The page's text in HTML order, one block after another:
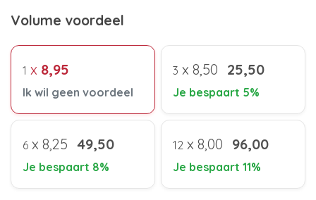
Volume voordeel
1 x 8,95
Ik wil geen voordeel
3 x 8,50 25,50
Je bespaart 5%
6 x 8,25 49,50
Je bespaart 8%
12 x 8,00 96,00
Je bespaart 11%